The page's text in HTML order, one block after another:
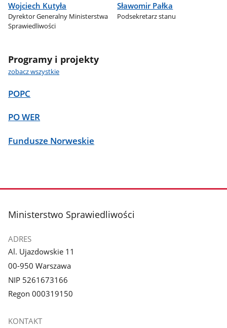
Wojciech Kutyła
Dyrektor Generalny Ministerstwa
Sprawiedliwości
Sławomir Pałka
Podsekretarz stanu
Programy i projekty
zobacz wszystkie
POPC
PO WER
Fundusze Norweskie
stopka
Ministerstwo Sprawiedliwości
ADRES
Al. Ujazdowskie 11
00-950 Warszawa
NIP 5261673166
Regon 000319150
KONTAKT